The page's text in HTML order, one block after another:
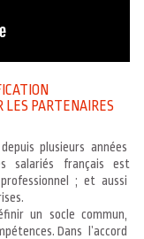
LES PARTENAIRES
salariés français est
; et aussi
un socle commun,
Dans l’accord